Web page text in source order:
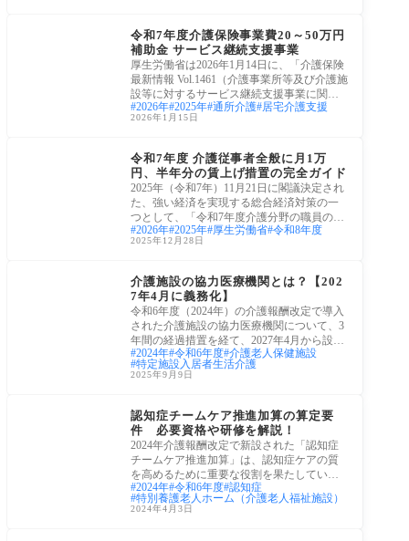
令和7年度介護保険事業費20～50万円
補助金 サービス継続支援事業
厚生労働省は2026年1月14日に、「介護保険
最新情報 Vol.1461（介護事業所等及び介護施
設等に対するサービス継続支援事業に関す
る交付
2026年 2025年 通所介護 居宅介護支援
2026年1月15日
令和7年度 介護従事者全般に月1万
円、半年分の賃上げ措置の完全ガイド
2025年（令和7年）11月21日に閣議決定され
た、強い経済を実現する総合経済対策の一
つとして、「令和7年度介護分野の職員の賃
上げ・
2026年 2025年 厚生労働省 令和8年度
2025年12月28日
介護施設の協力医療機関とは？【202
7年4月に義務化】
令和6年度（2024年）の介護報酬改定で導入
された介護施設の協力医療機関について、3
年間の経過措置を経て、2027年4月から設置
が義務
2024年 令和6年度 介護老人保健施設
特定施設入居者生活介護
2025年9月9日
認知症チームケア推進加算の算定要
件 必要資格や研修を解説！
2024年介護報酬改定で新設された「認知症
チームケア推進加算」は、認知症ケアの質
を高めるために重要な役割を果たしていま
す。こ
2024年 令和6年度 認知症
特別養護老人ホーム（介護老人福祉施設）
2024年4月3日